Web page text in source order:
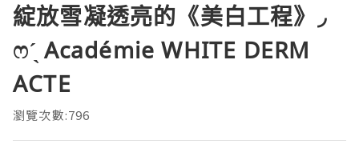
綻放雪凝透亮的《美白工程》◞
ෆˊ̖ Académie WHITE DERM
ACTE
瀏覽次數:796